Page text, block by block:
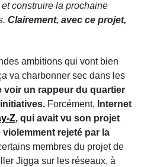
construire la prochaine
Clairement, avec ce projet,
ambitions qui vont bien
va charbonner sec dans les
voir un rappeur du quartier
Forcément, Internet
Z, qui avait vu son projet
rejeté par la
membres du projet de
Jigga sur les réseaux, à